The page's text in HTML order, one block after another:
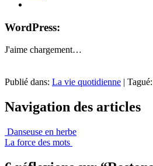
WordPress:
J'aime chargement…
Publié dans: La vie quotidienne Tagué:
Navigation des articles
Danseuse en herbe
La force des mots